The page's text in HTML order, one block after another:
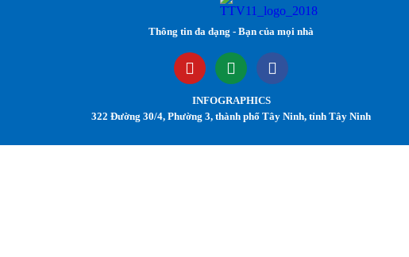
Thông tin đa dạng - Bạn của mọi nhà
INFOGRAPHICS
322 Đường 30/4, Phường 3, thành phố Tây Ninh, tỉnh Tây Ninh